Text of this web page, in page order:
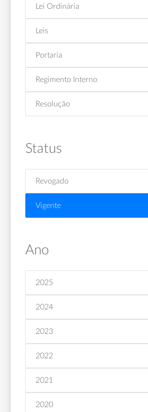
Lei Ordinária
Leis
Portaria
Regimento Interno
Resolução
Status
Revogado
Vigente
Ano
2025
2024
2023
2022
2021
2020